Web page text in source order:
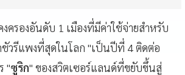
งครองอันดับ 1 เมืองที่มีค่าใช้จ่ายสำหรับ
ชัวรีแพงที่สุดในโลก "เป็นปีที่ 4 ติดต่อ
"ซูริก" ของสวิตเซอร์แลนด์ที่ขยับขึ้นสู่